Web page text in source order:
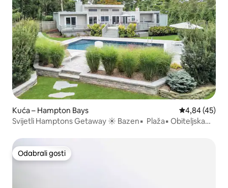
Kuća – Hampton Bays Prosječna
4,84 (45)
Svijetli Hamptons Getaway ☀️ Bazen▪ ︎ Plaža▪ ︎Obiteljska
Odabrali gosti
Odabrali gosti